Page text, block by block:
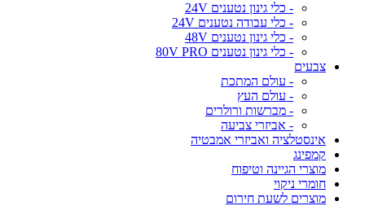
- כלי גינון נטענים 24V
- כלי עבודה נטענים 24V
- כלי גינון נטענים 48V
- כלי גינון נטענים 80V PRO
צבעים
- עולם המתכת
- עולם העץ
- מברשות ורולרים
- אביזרי צביעה
אינסטלציה ואביזרי אמבטיה
קמפינג
מוצרי הגיינה וטיפוח
חומרי ניקוי
מוצרים לשעת חירום